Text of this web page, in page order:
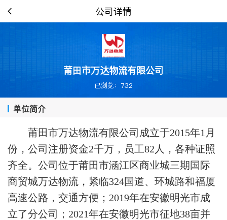
公司详情
莆田市万达物流有限公司
已浏览：732
单位简介
莆田市万达物流有限公司成立于2015年1月
份，公司注册资金2千万，员工82人，各种证照
齐全。公司位于莆田市涵江区商业城三期国际
商贸城万达物流，紧临324国道、环城路和福厦
高速公路，交通方便；2019年在安徽明光市成
立了分公司；2021年在安徽明光市征地38亩并